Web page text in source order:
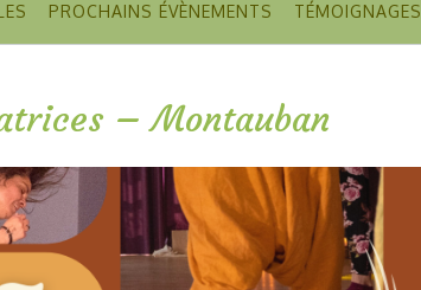
PROCHAINS ÉVÈNEMENTS TÉMOIGNAGES
– Montauban